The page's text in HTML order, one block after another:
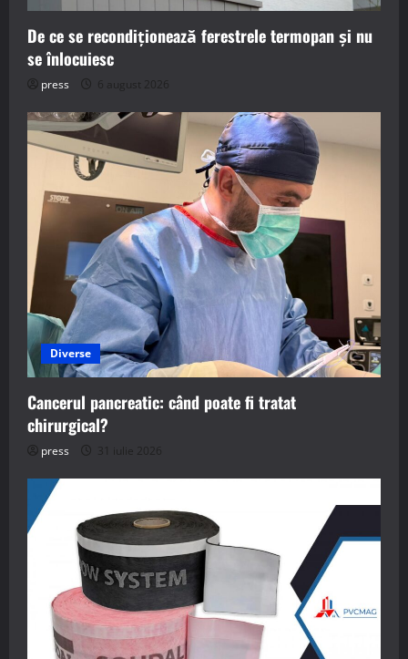
De ce se recondiționează ferestrele termopan și nu
se înlocuiesc
press 6 august 2026
Diverse
Cancerul pancreatic: când poate fi tratat
chirurgical?
press 31 iulie 2026